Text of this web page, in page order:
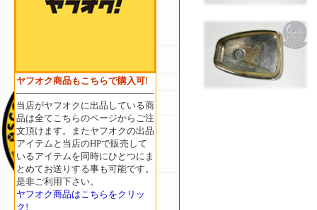
ヤフオク商品もこちらで購入可!
当店がヤフオクに出品している商
品は全てこちらのページからご注
文頂けます。またヤフオクの出品
アイテムと当店のHPで販売して
いるアイテムを同時にひとつにま
とめてお送りする事も可能です。
是非ご利用下さい。
ヤフオク商品はこちらをクリッ
ク!